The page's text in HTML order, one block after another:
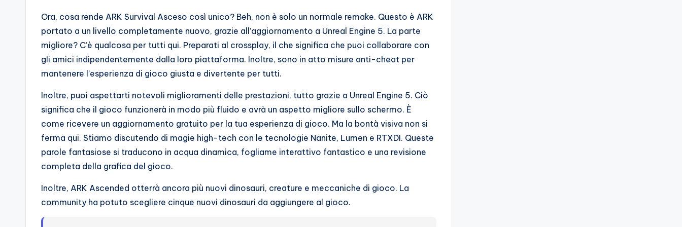
Ora, cosa rende ARK Survival Asceso così unico? Beh, non è solo un normale remake. Questo è ARK
portato a un livello completamente nuovo, grazie all’aggiornamento a Unreal Engine 5. La parte
migliore? C’è qualcosa per tutti qui. Preparati al crossplay, il che significa che puoi collaborare con
gli amici indipendentemente dalla loro piattaforma. Inoltre, sono in atto misure anti-cheat per
mantenere l’esperienza di gioco giusta e divertente per tutti.
Inoltre, puoi aspettarti notevoli miglioramenti delle prestazioni, tutto grazie a Unreal Engine 5. Ciò
significa che il gioco funzionerà in modo più fluido e avrà un aspetto migliore sullo schermo. È
come ricevere un aggiornamento gratuito per la tua esperienza di gioco. Ma la bontà visiva non si
ferma qui. Stiamo discutendo di magie high-tech con le tecnologie Nanite, Lumen e RTXDI. Queste
parole fantasiose si traducono in acqua dinamica, fogliame interattivo fantastico e una revisione
completa della grafica del gioco.
Inoltre, ARK Ascended otterrà ancora più nuovi dinosauri, creature e meccaniche di gioco. La
community ha potuto scegliere cinque nuovi dinosauri da aggiungere al gioco.